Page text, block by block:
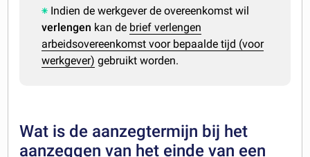
Indien de werkgever de overeenkomst wil
verlengen kan de brief verlengen
arbeidsovereenkomst voor bepaalde tijd (voor
werkgever) gebruikt worden.
Wat is de aanzegtermijn bij het
aanzeggen van het einde van een